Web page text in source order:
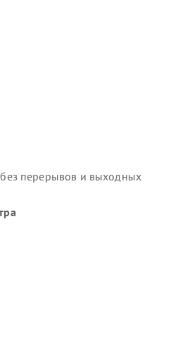
перерывов и выходных